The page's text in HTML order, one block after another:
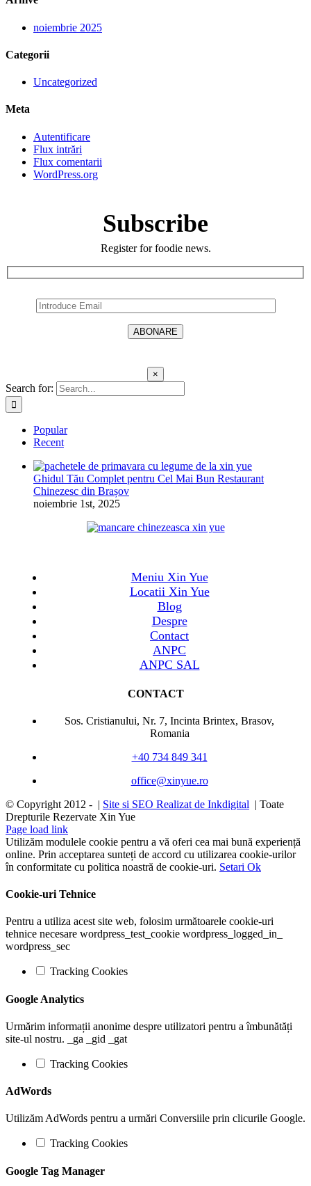
noiembrie 2025
Categorii
Uncategorized
Meta
Autentificare
Flux intrări
Flux comentarii
WordPress.org
Subscribe
Register for foodie news.
×
Search for:
Popular
Recent
Ghidul Tău Complet pentru Cel Mai Bun Restaurant
Chinezesc din Brașov
noiembrie 1st, 2025
Meniu Xin Yue
Locatii Xin Yue
Blog
Despre
Contact
ANPC
ANPC SAL
CONTACT
Sos. Cristianului, Nr. 7, Incinta Brintex, Brasov,
Romania
+40 734 849 341
office@xinyue.ro
© Copyright 2012 - | Site si SEO Realizat de Inkdigital | Toate
Drepturile Rezervate Xin Yue
Page load link
Utilizăm modulele cookie pentru a vă oferi cea mai bună experiență
online. Prin acceptarea sunteți de accord cu utilizarea cookie-urilor
în conformitate cu politica noastră de cookie-uri. Setari Ok
Cookie-uri Tehnice
Pentru a utiliza acest site web, folosim următoarele cookie-uri
tehnice necesare wordpress_test_cookie wordpress_logged_in_
wordpress_sec
Tracking Cookies
Google Analytics
Urmărim informații anonime despre utilizatori pentru a îmbunătăți
site-ul nostru. _ga _gid _gat
Tracking Cookies
AdWords
Utilizăm AdWords pentru a urmări Conversiile prin clicurile Google.
Tracking Cookies
Google Tag Manager